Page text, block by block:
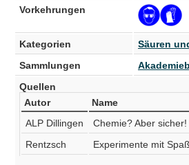
Vorkehrungen
Kategorien
Säuren
Sammlungen
Quellen
Autor
Name
ALP Dillingen
Chemie? Aber sicher!
Rentzsch
Experimente mit